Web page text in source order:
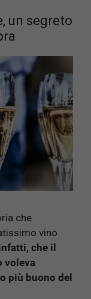
un segreto
che
vino
che il
voleva
più buono del